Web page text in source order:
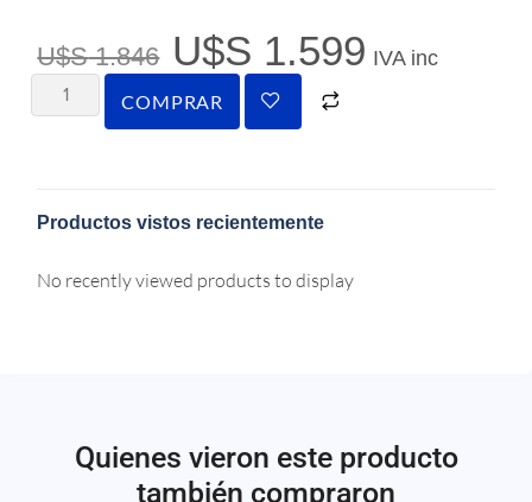
U$S1.846 U$S 1.599 IVA inc
COMPRAR
Productos vistos recientemente
No recently viewed products to display
Quienes vieron este producto
también compraron